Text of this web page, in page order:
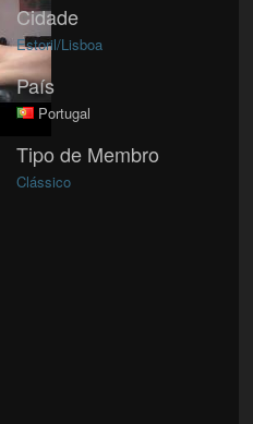
Cidade
Estoril/Lisboa
País
Portugal
Tipo de Membro
Clássico